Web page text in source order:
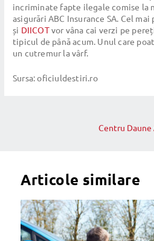
incriminate fapte ilegale comise la
asigurări ABC Insurance SA. Cel
și DIICOTvor vâna cai verzi pe
tipicul de până acum. Unul care
un cutremur la vârf.
Sursa: oficiuldestiri.ro
Centru
Articole similare